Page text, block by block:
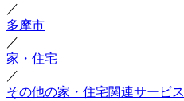
／
多摩市
／
家・住宅
／
その他の家・住宅関連サービス